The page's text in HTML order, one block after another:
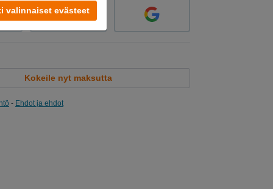
valinnaiset evästeet
Kokeile nyt maksutta
- Ehdot ja ehdot